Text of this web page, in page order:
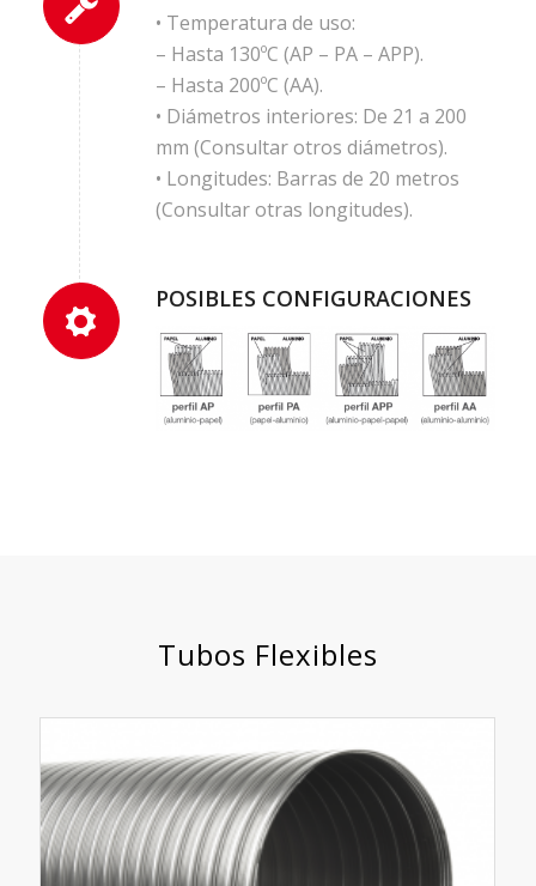
• Temperatura de uso:
– Hasta 130ºC (AP – PA – APP).
– Hasta 200ºC (AA).
• Diámetros interiores: De 21 a 200
mm (Consultar otros diámetros).
• Longitudes: Barras de 20 metros
(Consultar otras longitudes).
POSIBLES CONFIGURACIONES
Tubos Flexibles